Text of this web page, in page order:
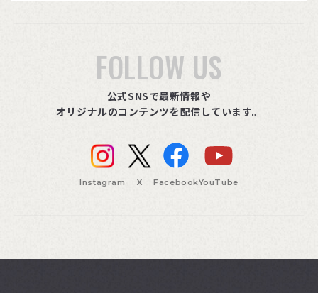
FOLLOW US
公式SNSで最新情報や
オリジナルのコンテンツを配信しています。
Instagram X FacebookYouTube